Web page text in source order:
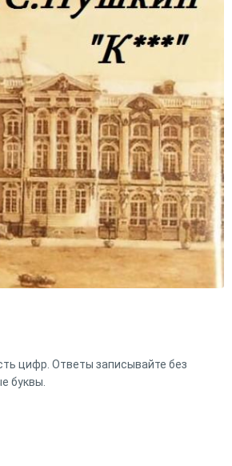
цифр. Ответы записывайте без
буквы.